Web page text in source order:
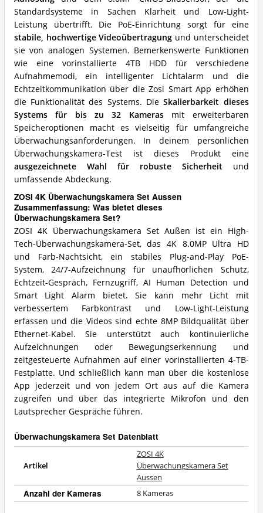
Standardsysteme in Sachen Klarheit und Low-Light-
Leistung übertrifft. Die PoE-Einrichtung sorgt für eine
stabile, hochwertige Videoübertragung und unterscheidet
sie von analogen Systemen. Bemerkenswerte Funktionen
wie eine vorinstallierte 4TB HDD für verschiedene
Aufnahmemodi, ein intelligenter Lichtalarm und die
Echtzeitkommunikation über die Zosi Smart App erhöhen
die Funktionalität des Systems. DieSkalierbarkeit dieses
Systems für bis zu 32 Kamerasmit erweiterbaren
Speicheroptionen macht es vielseitig für umfangreiche
Überwachungsanforderungen. In deinem persönlichen
Überwachungskamera-Test ist dieses Produkt eine
ausgezeichnete Wahl für robuste Sicherheitund
umfassende Abdeckung.
ZOSI 4K Überwachungskamera Set Aussen
Zusammenfassung: Was bietet dieses
Überwachungskamera Set?
ZOSI 4K Überwachungskamera Set Außen ist ein High-
Tech-Überwachungskamera-Set, das 4K 8.0MP Ultra HD
und Farb-Nachtsicht, ein stabiles Plug-and-Play PoE-
System, 24/7-Aufzeichnung für unaufhörlichen Schutz,
Echtzeit-Gespräch, Fernzugriff, AI Human Detection und
Smart Light Alarm bietet. Sie kann mehr Licht mit
verbessertem Farbkontrast und Low-Light-Leistung
erfassen und die Videos sind echte 8MP Bildqualität über
Ethernet-Kabel. Sie unterstützt auch kontinuierliche
Aufzeichnungen oder Bewegungserkennung und
zeitgesteuerte Aufnahmen auf einer vorinstallierten 4-TB-
Festplatte. Und schließlich kann man über die kostenlose
App jederzeit und von jedem Ort aus auf die Kamera
zugreifen und über das integrierte Mikrofon und den
Lautsprecher Gespräche führen.
Überwachungskamera Set Datenblatt
Artikel
ZOSI 4K
Überwachungskamera Set
Aussen
Anzahl der Kameras 8 Kameras